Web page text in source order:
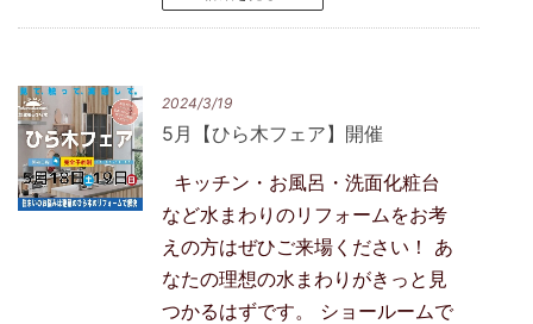
2024/3/19
5月【ひら木フェア】開催
キッチン・お風呂・洗面化粧台
など水まわりのリフォームをお考
えの方はぜひご来場ください！ あ
なたの理想の水まわりがきっと見
つかるはずです。 ショールームで